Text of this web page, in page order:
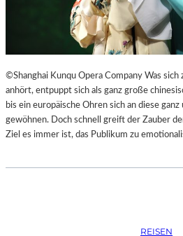
©Shanghai Kunqu Opera Company Was
anhört, entpuppt sich als ganz große
bis ein europäische Ohren sich an diese
gewöhnen. Doch schnell greift der Zauber
Ziel es immer ist, das Publikum zu
REISEN